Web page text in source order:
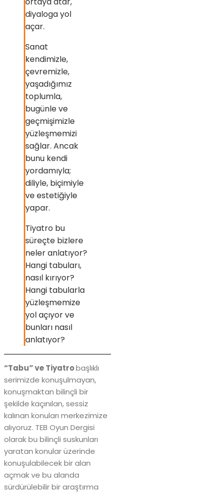
diyaloga yol
açar.
Sanat
kendimizle,
çevremizle,
yaşadığımız
toplumla,
bugünle ve
geçmişimizle
yüzleşmemizi
sağlar. Ancak
bunu kendi
yordamıyla;
diliyle, biçimiyle
ve estetiğiyle
yapar.
Tiyatro bu
süreçte bizlere
neler anlatıyor?
Hangi tabuları,
nasıl kırıyor?
Hangi tabularla
yüzleşmemize
yol açıyor ve
bunları nasıl
anlatıyor?
“Tabu” ve Tiyatrobaşlıklı
serimizde konuşulmayan,
konuşmaktan bilinçli bir
şekilde kaçınılan, sessiz
kalınan konuları merkezimize
alıyoruz. TEB Oyun Dergisi
olarak bu bilinçli suskunları
yaratan konular üzerinde
konuşulabilecek bir alan
açmak ve bu alanda
sürdürülebilir bir araştırma